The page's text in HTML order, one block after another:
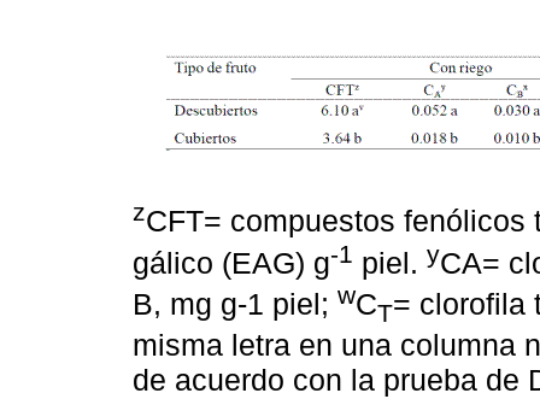
zCFT= compuestos
gálico (EAG) g-1 piel. yCA=
B, mg g-1 piel; wCT= clorofila
misma letra en una columna
de acuerdo con la prueba de